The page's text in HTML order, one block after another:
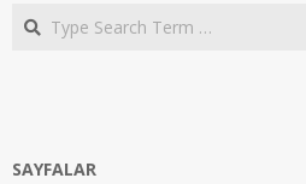
Search
SAYFALAR